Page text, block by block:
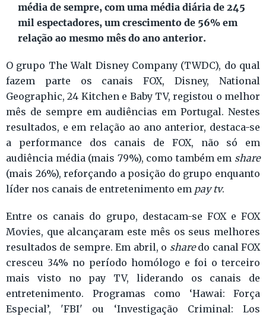
média de sempre, com uma média diária de 245
mil espectadores, um crescimento de 56% em
relação ao mesmo mês do ano anterior.
O grupo The Walt Disney Company (TWDC), do qual
fazem parte os canais FOX, Disney, National
Geographic, 24 Kitchen e Baby TV, registou o melhor
mês de sempre em audiências em Portugal. Nestes
resultados, e em relação ao ano anterior, destaca-se
a performance dos canais de FOX, não só em
audiência média (mais 79%), como também em share
(mais 26%), reforçando a posição do grupo enquanto
líder nos canais de entretenimento em pay tv.
Entre os canais do grupo, destacam-se FOX e FOX
Movies, que alcançaram este mês os seus melhores
resultados de sempre. Em abril, o sharedo canal FOX
cresceu 34% no período homólogo e foi o terceiro
mais visto no pay TV, liderando os canais de
entretenimento. Programas como ‘Hawai: Força
Especial’, 'FBI' ou ‘Investigação Criminal: Los